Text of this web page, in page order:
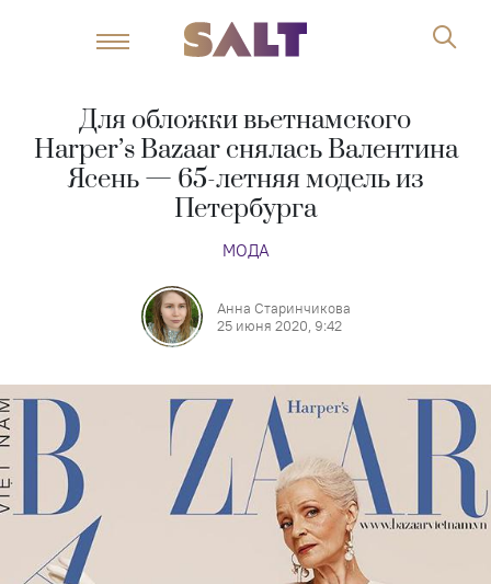
Для обложки вьетнамского
Harper’s Bazaar снялась Валентина
Ясень — 65-летняя модель из
Петербурга
МОДА
Анна Старинчикова
25 июня 2020, 9:42